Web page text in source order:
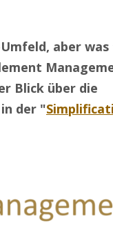
aber
Blick über die
der "